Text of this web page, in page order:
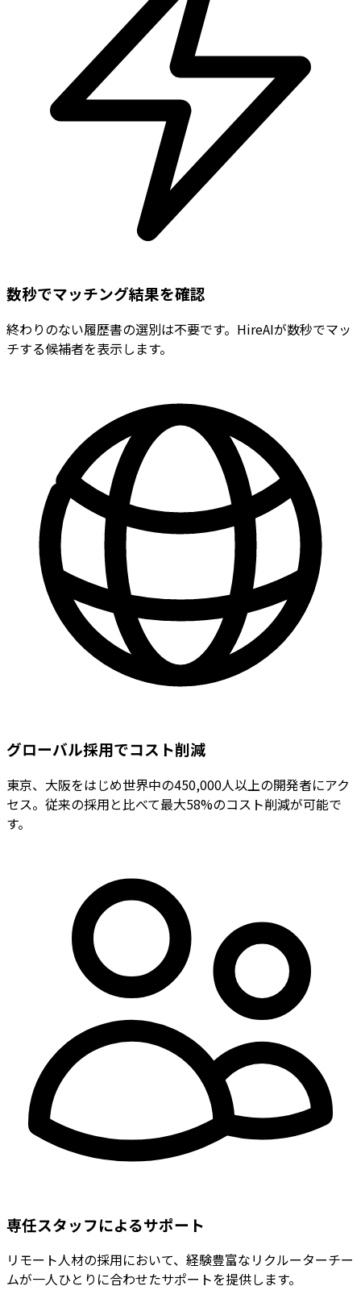
数秒でマッチング結果を確認
終わりのない履歴書の選別は不要です。HireAIが数秒でマッ
チする候補者を表示します。
グローバル採用でコスト削減
東京、大阪をはじめ世界中の450,000人以上の開発者にアク
セス。従来の採用と比べて最大58%のコスト削減が可能で
す。
専任スタッフによるサポート
リモート人材の採用において、経験豊富なリクルーターチー
ムが一人ひとりに合わせたサポートを提供します。